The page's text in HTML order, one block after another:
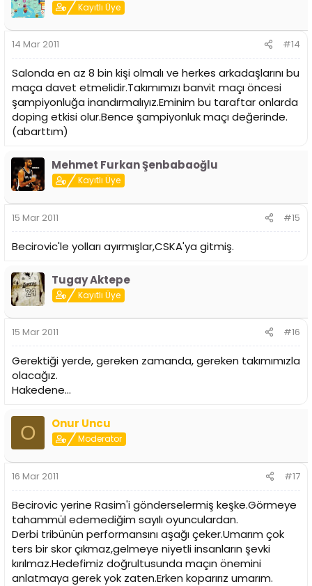
Kayıtlı Üye
14 Mar 2011 #14
Salonda en az 8 bin kişi olmalı ve herkes arkadaşlarını bu
maça davet etmelidir.Takımımızı banvit maçı öncesi
şampiyonluğa inandırmalıyız.Eminim bu taraftar onlarda
doping etkisi olur.Bence şampiyonluk maçı değerinde.
(abarttım)
Mehmet Furkan Şenbabaoğlu
Kayıtlı Üye
15 Mar 2011 #15
Becirovic'le yolları ayırmışlar,CSKA'ya gitmiş.
Tugay Aktepe
Kayıtlı Üye
15 Mar 2011 #16
Gerektiği yerde, gereken zamanda, gereken takımımızla
olacağız.
Hakedene...
O Onur Uncu
Moderator
16 Mar 2011 #17
Becirovic yerine Rasim'i gönderselermiş keşke.Görmeye
tahammül edemediğim sayılı oyunculardan.
Derbi tribünün performansını aşağı çeker.Umarım çok
ters bir skor çıkmaz,gelmeye niyetli insanların şevki
kırılmaz.Hedefimiz doğrultusunda maçın önemini
anlatmaya gerek yok zaten.Erken koparırız umarım.